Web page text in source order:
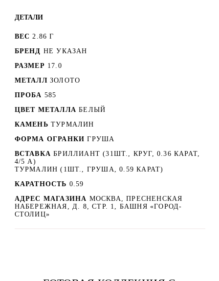
ДЕТАЛИ
ВЕС 2.86 Г
БРЕНД НЕ УКАЗАН
РАЗМЕР 17.0
МЕТАЛЛ ЗОЛОТО
ПРОБА 585
ЦВЕТ МЕТАЛЛА БЕЛЫЙ
КАМЕНЬ ТУРМАЛИН
ФОРМА ОГРАНКИ ГРУША
ВСТАВКА БРИЛЛИАНТ (31ШТ., КРУГ, 0.36 КАРАТ,
4/5 А)
ТУРМАЛИН (1ШТ., ГРУША, 0.59 КАРАТ)
КАРАТНОСТЬ 0.59
АДРЕС МАГАЗИНА МОСКВА, ПРЕСНЕНСКАЯ
НАБЕРЕЖНАЯ, Д. 8, СТР. 1, БАШНЯ «ГОРОД-
СТОЛИЦ»